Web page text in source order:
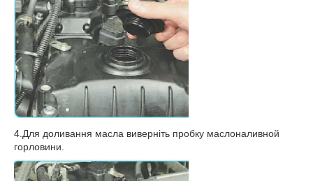
4.Для доливання масла виверніть пробку маслоналивной
горловини.